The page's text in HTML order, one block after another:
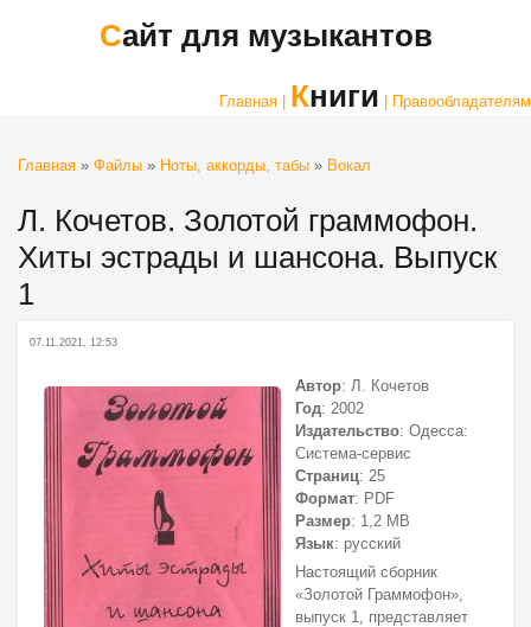
Сайт для музыкантов
Главная | Книги | Правообладателям
Главная » Файлы » Ноты, аккорды, табы » Вокал
Л. Кочетов. Золотой граммофон.
Хиты эстрады и шансона. Выпуск
1
07.11.2021, 12:53
Автор: Л. Кочетов
Год: 2002
Издательство: Одесса:
Система-сервис
Страниц: 25
Формат: PDF
Размер: 1,2 МВ
Язык: русский
Настоящий сборник
«Золотой Граммофон»,
выпуск 1, представляет